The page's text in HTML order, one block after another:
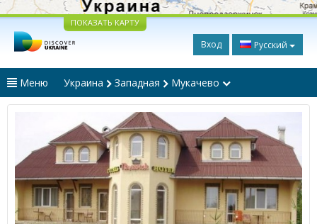
ПОКАЗАТЬ КАРТУ
Вход Русский
Меню Украина Западная Мукачево